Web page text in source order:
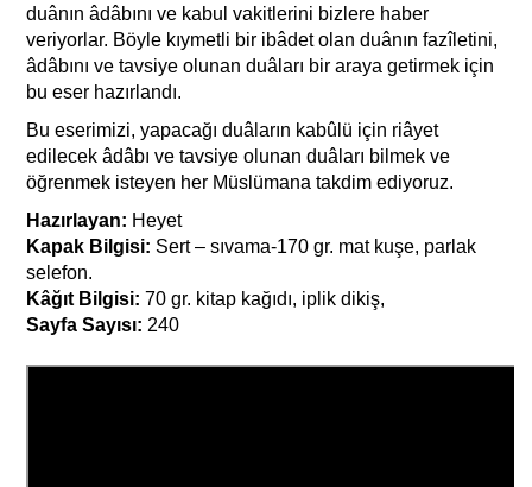
duânın âdâbını ve kabul vakitlerini bizlere haber
veriyorlar. Böyle kıymetli bir ibâdet olan duânın fazîletini,
âdâbını ve tavsiye olunan duâları bir araya getirmek için
bu eser hazırlandı.
Bu eserimizi, yapacağı duâların kabûlü için riâyet
edilecek âdâbı ve tavsiye olunan duâları bilmek ve
öğrenmek isteyen her Müslümana takdim ediyoruz.
Hazırlayan: Heyet
Kapak Bilgisi: Sert – sıvama-170 gr. mat kuşe, parlak
selefon.
Kâğıt Bilgisi: 70 gr. kitap kağıdı, iplik dikiş,
Sayfa Sayısı: 240